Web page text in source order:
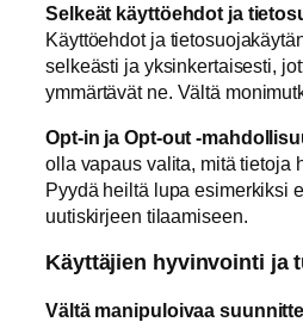
Selkeät käyttöehdot ja
Käyttöehdot ja
selkeästi ja yksinkertaisesti,
ymmärtävät ne. Vältä
Opt-in ja Opt-out -
olla vapaus valita, mitä tietoja
Pyydä heiltä lupa esimerkiksi
uutiskirjeen tilaamiseen.
Käyttäjien hyvinvointi ja
Vältä manipuloivaa